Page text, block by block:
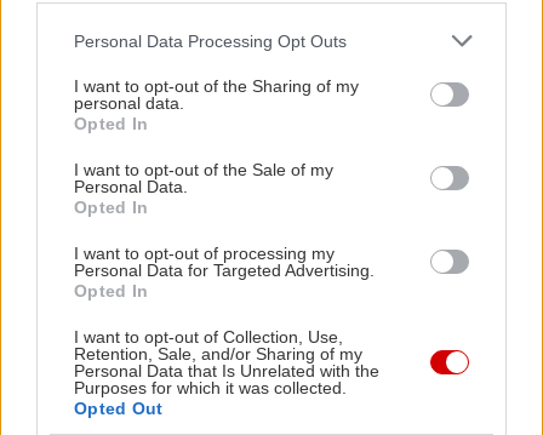
Please note that this website/app uses one or more Google
not limited to your visit or usage behaviour. You may click to
grant or deny consent to Google and its third-party tags to
use your data for below specified purposes in below Google
consent section.
Personal Data Processing Opt Outs
I want to opt-out of the Sharing of my
personal data.
Opted In
I want to opt-out of the Sale of my
Personal Data.
Opted In
I want to opt-out of processing my
Personal Data for Targeted Advertising.
Opted In
I want to opt-out of Collection, Use,
Retention, Sale, and/or Sharing of my
Personal Data that Is Unrelated with the
Purposes for which it was collected.
Opted Out
Techna.